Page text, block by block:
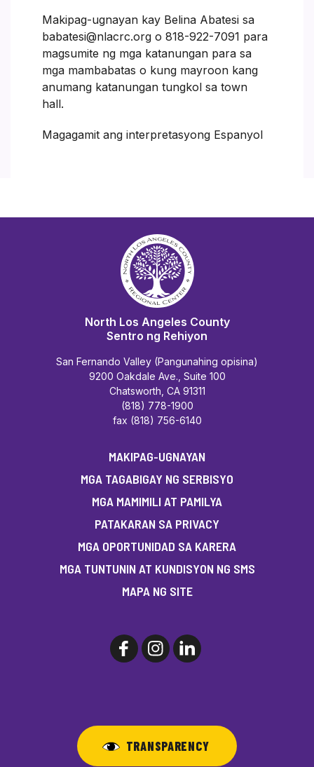
Makipag-ugnayan kay Belina Abatesi sa
babatesi@nlacrc.org o 818-922-7091 para
magsumite ng mga katanungan para sa
mga mambabatas o kung mayroon kang
anumang katanungan tungkol sa town
hall.
Magagamit ang interpretasyong Espanyol
North Los Angeles County
Sentro ng Rehiyon
San Fernando Valley (Pangunahing opisina)
9200 Oakdale Ave., Suite 100
Chatsworth, CA 91311
(818) 778-1900
fax (818) 756-6140
MAKIPAG-UGNAYAN
MGA TAGABIGAY NG SERBISYO
MGA MAMIMILI AT PAMILYA
PATAKARAN SA PRIVACY
MGA OPORTUNIDAD SA KARERA
MGA TUNTUNIN AT KUNDISYON NG SMS
MAPA NG SITE
TRANSPARENCY